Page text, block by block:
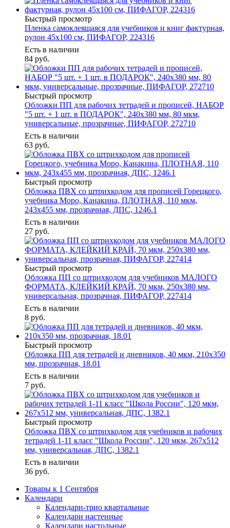
Быстрый просмотр
Пленка самоклеящаяся для учебников и книг фактурная,
рулон 45х100 см, ПИФАГОР, 224316
Есть в наличии
84 руб.
Быстрый просмотр
Обложки ПП для рабочих тетрадей и прописей, НАБОР
"5 шт. + 1 шт. в ПОДАРОК", 240х380 мм, 80 мкм,
универсальные, прозрачные, ПИФАГОР, 272710
Есть в наличии
63 руб.
Быстрый просмотр
Обложка ПВХ со штрихкодом для прописей Горецкого,
учебника Моро, Канакина, ПЛОТНАЯ, 110 мкм,
243х455 мм, прозрачная, ДПС, 1246.1
Есть в наличии
27 руб.
Быстрый просмотр
Обложка ПП со штрихкодом для учебников МАЛОГО
ФОРМАТА, КЛЕЙКИЙ КРАЙ, 70 мкм, 250х380 мм,
универсальная, прозрачная, ПИФАГОР, 227414
Есть в наличии
8 руб.
Быстрый просмотр
Обложка ПП для тетрадей и дневников, 40 мкм, 210х350
мм, прозрачная, 18.01
Есть в наличии
7 руб.
Быстрый просмотр
Обложка ПВХ со штрихкодом для учебников и рабочих
тетрадей 1-11 класс "Школа России", 120 мкм, 267х512
мм, универсальная, ДПС, 1382.1
Есть в наличии
36 руб.
Товары к 1 Сентября
Календари
Календари-трио квартальные
Календари настенные
Календари настольные